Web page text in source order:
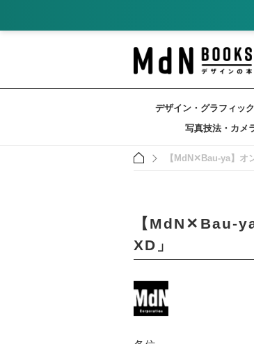
デザイン・グラフィック
写真技法・カメ
【MdN✕Bau-ya】オ
【MdN✕Bau-
XD」